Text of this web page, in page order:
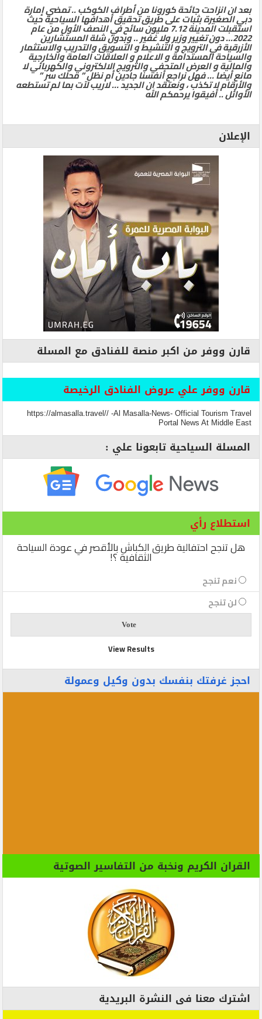
بعد ان انزاحت جائحة كورونا من أطراف الكوكب .. تمضي إمارة
دبي الصغيرة بثبات على طريق تحقيق أهدافها السياحية حيث
استقبلت المدينة 7.12 مليون سائح في النصف الأول من عام
2022… دون تغيير وزير ولا غفير .. وبدون شلة المستشارين
الأزرقية في الترويج و التنشيط و التسويق والتدريب والاستثمار
والسياحة المستدامة و الاعلام و العلاقات العامة والخارجية
والمالية و العرض المتحفي والترويج الالكتروني والكهربائي لا
مانع أيضا … فهل نراجع أنفسنا جادين أم نظل ” محلك سر ”
والأرقام لا تكذب ، ونعتقد ان الجديد … لاريب لآت بما لم تستطعه
الأوائل .. أفيقوا يرحمكم الله
الإعلان
قارن ووفر من اكبر منصة للفنادق مع المسلة
قارن ووفر علي عروض الفنادق الرخيصة
https://almasalla.travel// -Al Masalla-News- Official Tourism Travel
Portal News At Middle East
المسلة السياحية تابعونا علي :
استطلاع رأي
هل تنجح احتفالية طريق الكباش بالأقصر في عودة السياحة
الثقافية ؟!
نعم تنجح
لن تنجح
View Results
احجز غرفتك بنفسك بدون وكيل وعمولة
القران الكريم ونخبة من التفاسير الصوتية
اشترك معنا فى النشرة البريدية